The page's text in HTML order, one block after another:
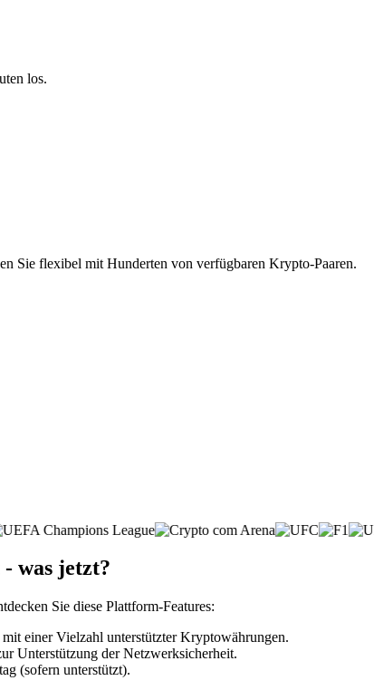
los.
Sie flexibel mit Hunderten von verfügbaren Krypto-Paaren.
was jetzt?
Sie diese Plattform-Features:
einer Vielzahl unterstützter Kryptowährungen.
Unterstützung der Netzwerksicherheit.
(sofern unterstützt).